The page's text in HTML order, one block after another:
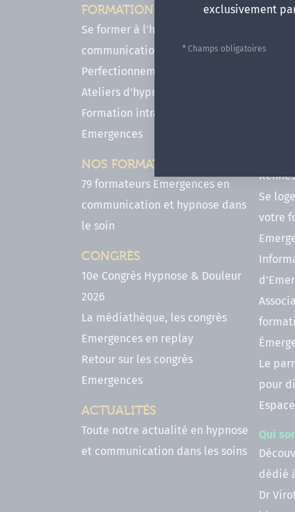
exclusivement
* Champs obligatoires
FORMATIONS
Se former à l'hypnose, l'IMO & la
communication
Perfectionnements en Hypnose
Ateliers d'hypnose en ligne
Formation intra-établissement
Emergences
NOS FORMATEURS
79 formateurs Emergences en
communication et hypnose dans
le soin
CONGRÈS
10e Congrès Hypnose & Douleur
2026
La médiathèque, les congrès
Emergences en replay
Retour sur les congrès
Emergences
ACTUALITÉS
Toute notre actualité en hypnose
et communication dans les soins
en
Se
votre
Le
pour
Qui
dédié
Dr